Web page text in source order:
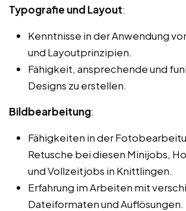
Typografie und Layout:
Kenntnisse in der Anwendung
und Layoutprinzipien.
Fähigkeit, ansprechende und
Designs zu erstellen.
Bildbearbeitung:
Fähigkeiten in der
Retusche bei diesen Minijobs,
und Vollzeitjobs in Knittlingen.
Erfahrung im Arbeiten mit
Dateiformaten und Auflösungen.